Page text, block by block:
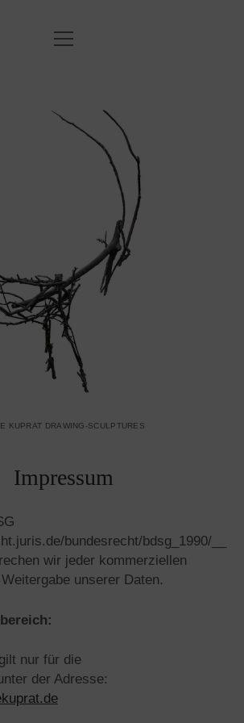
STARTSEITE
DATENSCHUTZERKLÄRUNG
IMPRESSUM
EXHIBITIONS
COOKIE-RICHTLINIE (EU)
instagram
email
Menü
öffnen
KUPRAT DRAWING-SCULPTURES
Impressum
bundesrecht/bdsg_1990/__
wir jeder kommerziellen
unserer Daten.
nur für die
der Adresse: